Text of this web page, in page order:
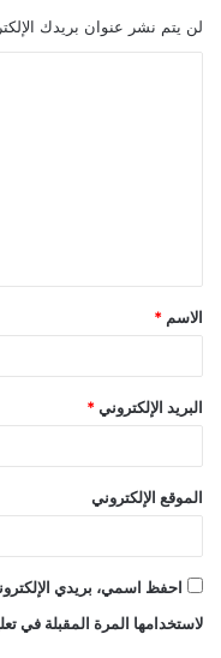
لن يتم نشر عنوان بريدك
الاسم *
البريد الإلكتروني *
الموقع الإلكتروني
احفظ اسمي، بريدي
لاستخدامها المرة المقبلة في